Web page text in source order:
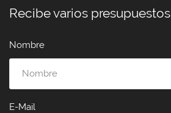
Recibe varios presupuestos
Nombre
E-Mail